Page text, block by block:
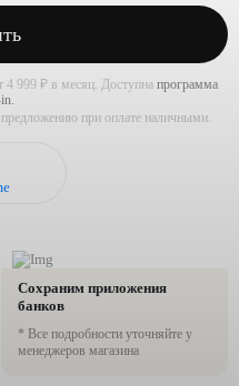
4 999 ₽ в месяц. Доступна программа
при оплате наличными.
Сохраним приложения
банков
* Все подробности уточняйте у
менеджеров магазина